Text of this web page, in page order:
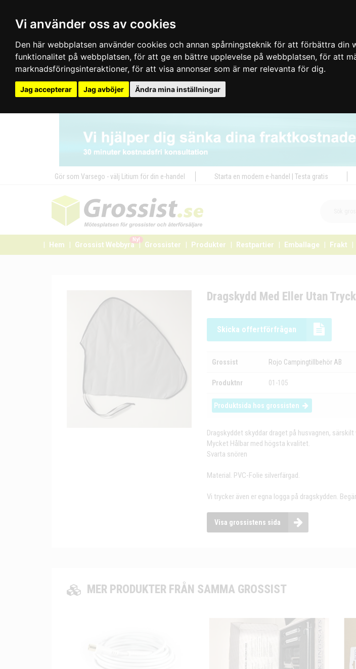
Vi använder oss av cookies
Den här webbplatsen använder cookies och annan spårningsteknik för att förbättra din
funktionalitet på webbplatsen, för att ge en bättre upplevelse på webbplatsen, för att
marknadsföringsinteraktioner, för att visa annonser som är mer relevanta för dig.
Jag accepterar Jag avböjer Ändra mina inställningar
Gör som Varsego - välj Litium för din e-handel Starta en modern e-handel | Testa gratis
Hem Grossist Webbyrå
Ny!
Grossister Produkter Restpartier Emballage Frakt
Dragskydd Med Eller Utan Tryck
Skicka offertförfrågan
Grossist Rojo Campingtillbehör AB
Produktnr 01-105
Produktsida hos grossisten
Dragskyddet skyddar draget på husvagnen,
Mycket Hålbar med högsta kvalitet.
Svarta snören
Material. PVC-Folie silverfärgad.
Vi trycker även er egna logga på dragskydden.
Visa grossistens sida
MER PRODUKTER FRÅN SAMMA GROSSIST